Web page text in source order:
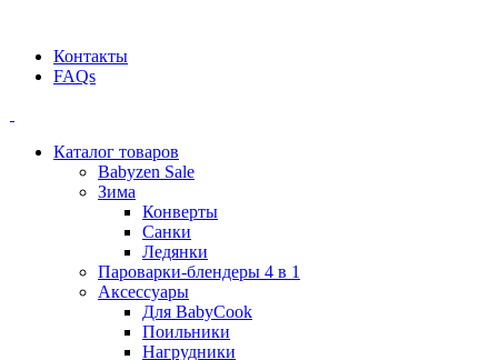
Контакты
FAQs
Каталог товаров
Babyzen Sale
Зима
Конверты
Санки
Ледянки
Пароварки-блендеры 4 в 1
Аксессуары
Для BabyCook
Поильники
Нагрудники